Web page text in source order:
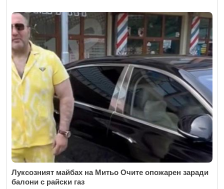
Луксозният майбах на Митьо Очите опожарен заради
балони с райски газ